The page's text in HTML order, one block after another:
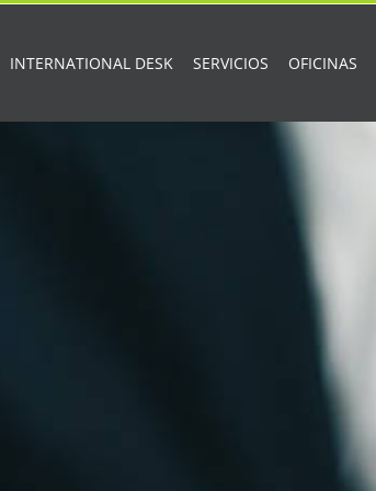
INTERNATIONAL DESK SERVICIOS OFICINAS